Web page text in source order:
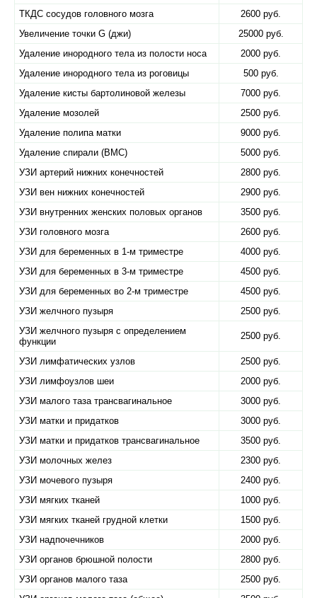
ТКДС сосудов головного мозга
2600 руб.
Увеличение точки G (джи)
25000 руб.
Удаление инородного тела из полости носа
2000 руб.
Удаление инородного тела из роговицы
500 руб.
Удаление кисты бартолиновой железы
7000 руб.
Удаление мозолей
2500 руб.
Удаление полипа матки
9000 руб.
Удаление спирали (ВМС)
5000 руб.
УЗИ артерий нижних конечностей
2800 руб.
УЗИ вен нижних конечностей
2900 руб.
УЗИ внутренних женских половых органов
3500 руб.
УЗИ головного мозга
2600 руб.
УЗИ для беременных в 1-м триместре
4000 руб.
УЗИ для беременных в 3-м триместре
4500 руб.
УЗИ для беременных во 2-м триместре
4500 руб.
УЗИ желчного пузыря
2500 руб.
УЗИ желчного пузыря с определением
функции
2500 руб.
УЗИ лимфатических узлов
2500 руб.
УЗИ лимфоузлов шеи
2000 руб.
УЗИ малого таза трансвагинальное
3000 руб.
УЗИ матки и придатков
3000 руб.
УЗИ матки и придатков трансвагинальное
3500 руб.
УЗИ молочных желез
2300 руб.
УЗИ мочевого пузыря
2400 руб.
УЗИ мягких тканей
1000 руб.
УЗИ мягких тканей грудной клетки
1500 руб.
УЗИ надпочечников
2000 руб.
УЗИ органов брюшной полости
2800 руб.
УЗИ органов малого таза
2500 руб.